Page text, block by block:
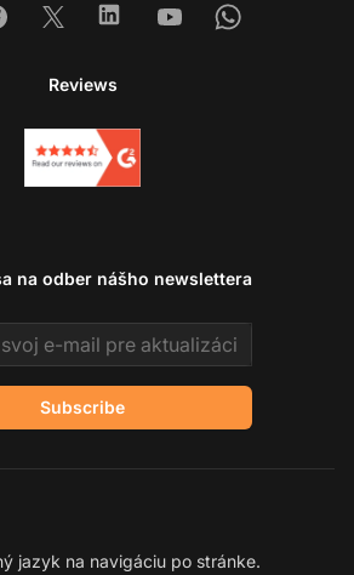
X LinkedinYoutubeWhatsapp
Reviews
na odber nášho newslettera
Subscribe
jazyk na navigáciu po stránke.